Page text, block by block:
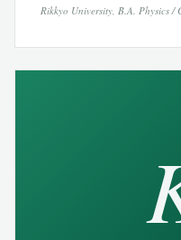
Rikkyo University, B.A. Physics /